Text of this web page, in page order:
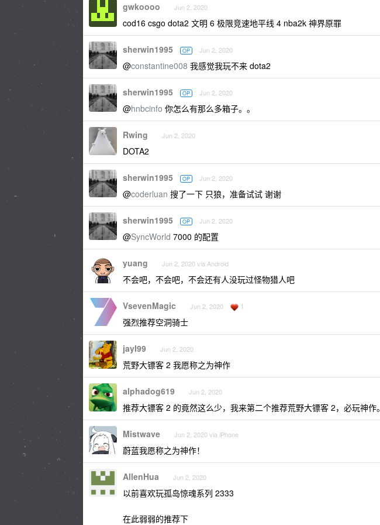
gwkoooo Jun 2, 2020
cod16 csgo dota2 文明 6 极限竞速地平线 4 nba2k 神界原罪
sherwin1995 OP Jun 2, 2020
@constantine008 我感觉我玩不来 dota2
sherwin1995 OP Jun 2, 2020
@hnbcinfo 你怎么有那么多箱子。。
Rwing Jun 2, 2020
DOTA2
sherwin1995 OP Jun 2, 2020
@coderluan 搜了一下 只狼，准备试试 谢谢
sherwin1995 OP Jun 2, 2020
@SyncWorld 7000 的配置
yuang Jun 2, 2020 via Android
不会吧，不会吧，不会还有人没玩过怪物猎人吧
VsevenMagic Jun 2, 2020 1
强烈推荐空洞骑士
jayI99 Jun 2, 2020
荒野大镖客 2 我愿称之为神作
alphadog619 Jun 2, 2020
推荐大镖客 2 的竟然这么少，我来第二个推荐荒野大镖客 2，必玩神作。
Mistwave Jun 2, 2020 via iPhone
蔚蓝我愿称之为神作！
AllenHua Jun 2, 2020
以前喜欢玩孤岛惊魂系列 2333
在此弱弱的推荐下